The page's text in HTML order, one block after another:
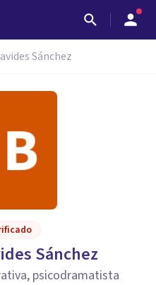
Sánchez
Sánchez
psicodramatista